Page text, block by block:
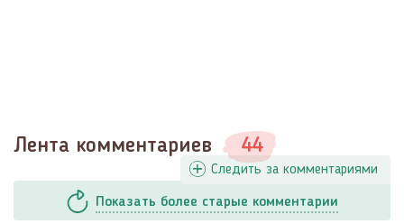
Лента комментариев 44
Следить за комментариями
Показать более старые комментарии